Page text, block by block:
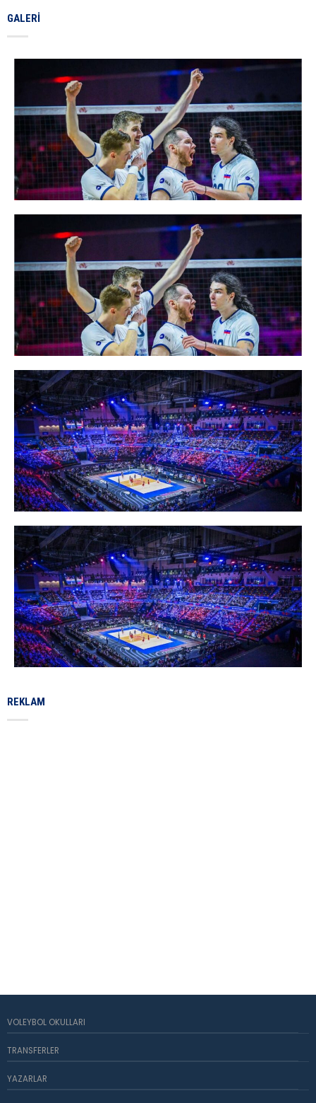
GALERI
REKLAM
VOLEYBOL OKULLARI
TRANSFERLER
YAZARLAR